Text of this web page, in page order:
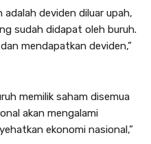
adalah deviden diluar upah,
sudah didapat oleh buruh.
mendapatkan deviden,”
memilik saham disemua
akan mengalami
ekonomi nasional,”